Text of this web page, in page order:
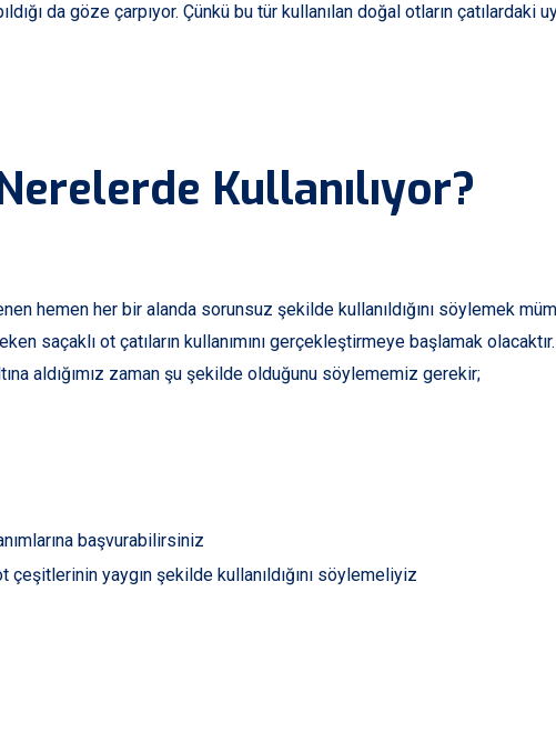
da göze çarpıyor. Çünkü bu tür kullanılan doğal otların çatılardaki
Kullanılıyor?
hemen her bir alanda sorunsuz şekilde kullanıldığını söylemek
saçaklı ot çatıların kullanımını gerçekleştirmeye başlamak olacaktır.
aldığımız zaman şu şekilde olduğunu söylememiz gerekir;
başvurabilirsiniz
çeşitlerinin yaygın şekilde kullanıldığını söylemeliyiz